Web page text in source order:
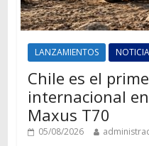
LANZAMIENTOS
Chile es el
internacional
Maxus T70
05/08/2026